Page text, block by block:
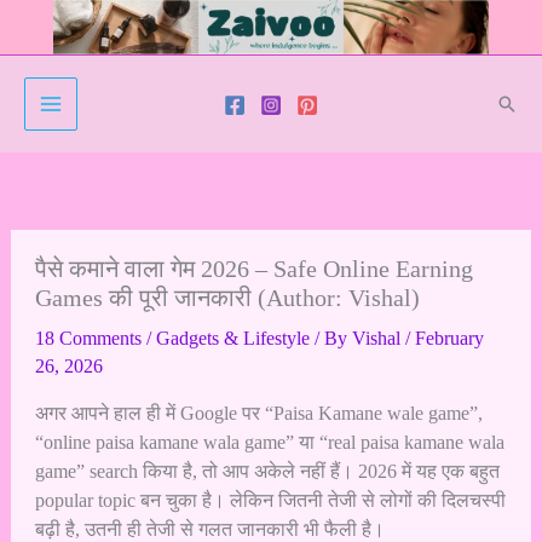
पैसे कमाने वाला गेम 2026 – Safe Online Earning
Games की पूरी जानकारी (Author: Vishal)
18 Comments /Gadgets & Lifestyle/ By Vishal /February
26, 2026
अगर आपने हाल ही में Google पर “Paisa Kamane wale game”,
“online paisa kamane wala game” या “real paisa kamane wala
game” search किया है, तो आप अकेले नहीं हैं। 2026 में यह एक बहुत
popular topic बन चुका है। लेकिन जितनी तेजी से लोगों की दिलचस्पी
बढ़ी है, उतनी ही तेजी से गलत जानकारी भी फैली है।